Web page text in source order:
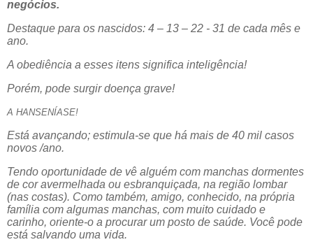
negócios.
Destaque para os nascidos: 4 – 13 – 22 - 31 de cada mês e
ano.
A obediência a esses itens significa inteligência!
Porém, pode surgir doença grave!
A HANSENÍASE!
Está avançando; estimula-se que há mais de 40 mil casos
novos /ano.
Tendo oportunidade de vê alguém com manchas dormentes
de cor avermelhada ou esbranquiçada, na região lombar
(nas costas). Como também, amigo, conhecido, na própria
família com algumas manchas, com muito cuidado e
carinho, oriente-o a procurar um posto de saúde. Você pode
está salvando uma vida.